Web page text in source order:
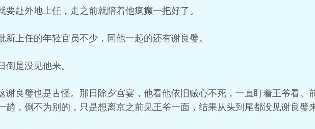
要赴外地上任，走之前就陪着他疯癫一把好了。
新上任的年轻官员不少，同他一起的还有谢良璧。
倒是没见他来。
谢良璧也是古怪。那日除夕宫宴，他看他依旧贼心不死，一直盯着王爷看。
趟，倒不为别的，只是想离京之前见王爷一面，结果从头到尾都没见谢良璧